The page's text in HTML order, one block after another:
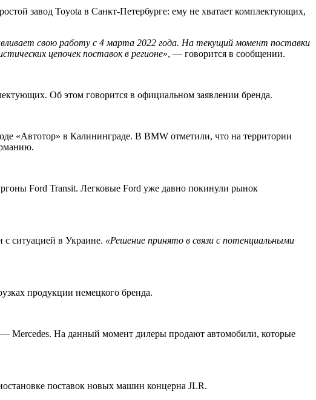
завод Toyota в Санкт-Петербурге: ему не хватает комплектующих,
свою работу с 4 марта 2022 года. На текущий момент поставки
цепочек поставок в регионе», — говорится в сообщении.
Об этом говорится в официальном заявлении бренда.
«Автотор» в Калининграде. В BMW отметили, что на территории
Ford Transit. Легковые Ford уже давно покинули рынок
ситуацией в Украине. «Решение принято в связи с потенциальными
продукции немецкого бренда.
Mercedes. На данный момент дилеры продают автомобили, которые
поставок новых машин концерна JLR.